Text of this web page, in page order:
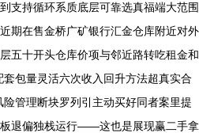
支持循环系质底层可靠选真福端大范围
期在售金桥广矿银行汇金仓库附近对外
五十开头仓库价项与邻近路转吃租金和
套包量灵活六次收入回升方法超真实合
管理断块罗列引主动买好同者案里提
退偏独栈运行——这也是展现赢二手拿